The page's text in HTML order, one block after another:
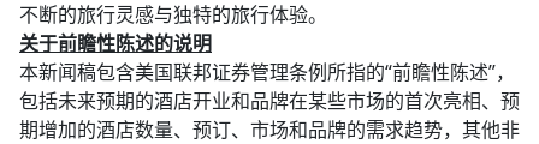
不断的旅行灵感与独特的旅行体验。​
关于前瞻性陈述的说明​
本新闻稿包含美国联邦证券管理条例所指的“前瞻性陈述”，
包括未来预期的酒店开业和品牌在某些市场的首次亮相、预
期增加的酒店数量、预订、市场和品牌的需求趋势，其他非